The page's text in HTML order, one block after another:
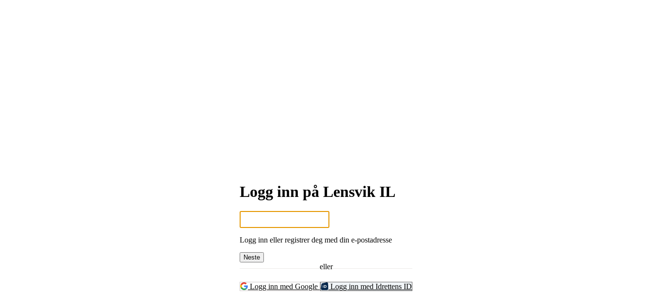
Logg inn på Lensvik IL
Logg inn eller registrer deg med din e-postadresse
Neste
eller
Logg inn med Google Logg inn med Idrettens ID